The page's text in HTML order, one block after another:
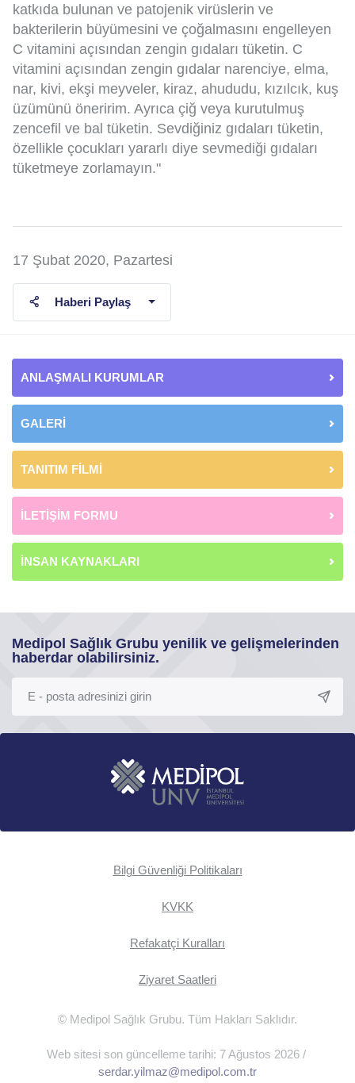
katkıda bulunan ve patojenik virüslerin ve
bakterilerin büyümesini ve çoğalmasını engelleyen
C vitamini açısından zengin gıdaları tüketin. C
vitamini açısından zengin gıdalar narenciye, elma,
nar, kivi, ekşi meyveler, kiraz, ahududu, kızılcık, kuş
üzümünü öneririm. Ayrıca çiğ veya kurutulmuş
zencefil ve bal tüketin. Sevdiğiniz gıdaları tüketin,
özellikle çocukları yararlı diye sevmediği gıdaları
tüketmeye zorlamayın."
17 Şubat 2020, Pazartesi
Haberi Paylaş
ANLAŞMALI KURUMLAR
GALERİ
TANITIM FİLMİ
İLETİŞİM FORMU
İNSAN KAYNAKLARI
Medipol Sağlık Grubu yenilik ve gelişmelerinden
haberdar olabilirsiniz.
Bilgi Güvenliği Politikaları
KVKK
Refakatçi Kuralları
Ziyaret Saatleri
© Medipol Sağlık Grubu. Tüm Hakları Saklıdır.
Web sitesi son güncelleme tarihi: 7 Ağustos 2026 /
serdar.yilmaz@medipol.com.tr